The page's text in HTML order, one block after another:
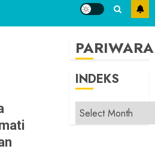
PARIWARA
INDEKS
INDEKS